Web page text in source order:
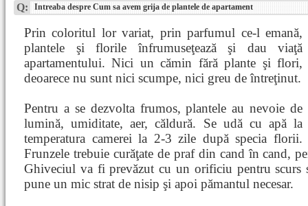
Q: Intreaba despre Cum sa avem grija de plantele de apartament
Prin coloritul lor variat, prin parfumul ce-l emană,
plantele şi florile înfrumuseţează şi dau viaţă
apartamentului. Nici un cămin fără plante şi flori,
deoarece nu sunt nici scumpe, nici greu de întreţinut.
Pentru a se dezvolta frumos, plantele au nevoie de
lumină, umiditate, aer, căldură. Se udă cu apă la
temperatura camerei la 2-3 zile după specia florii.
Frunzele trebuie curăţate de praf din cand în cand,
Ghiveciul va fi prevăzut cu un orificiu pentru scurs
pune un mic strat de nisip şi apoi pămantul necesar.